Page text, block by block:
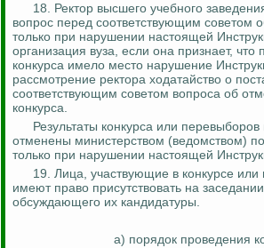
18. Ректор высшего учебного
вопрос перед соответствующим советом
только при нарушении настоящей
организация вуза, если она признает, что
конкурса имело место нарушение
рассмотрение ректора ходатайство о
соответствующим советом вопроса об
конкурса.
Результаты конкурса или перевыборов
отменены министерством (ведомством)
только при нарушении настоящей
19. Лица, участвующие в конкурсе
имеют право присутствовать на
обсуждающего их кандидатуры.
а) порядок проведения